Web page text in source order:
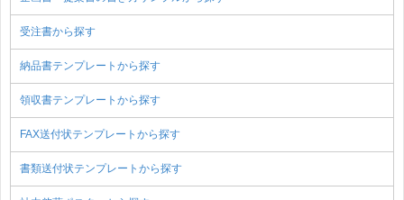
受注書から探す
納品書テンプレートから探す
領収書テンプレートから探す
FAX送付状テンプレートから探す
書類送付状テンプレートから探す